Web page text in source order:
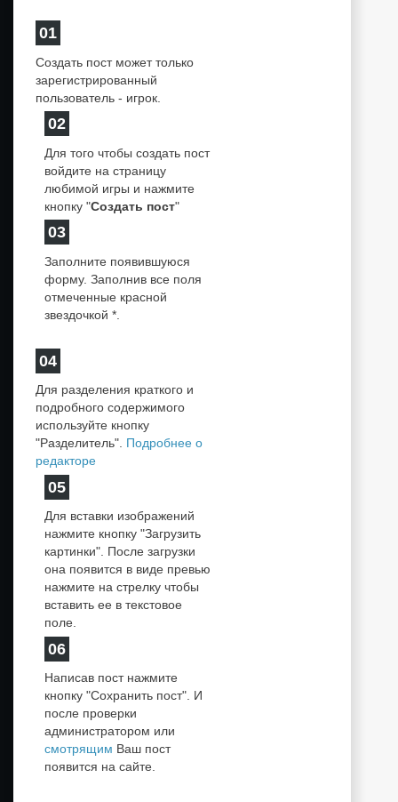
01
Создать пост может только
зарегистрированный
пользователь - игрок.
02
Для того чтобы создать пост
войдите на страницу
любимой игры и нажмите
кнопку "Создать пост"
03
Заполните появившуюся
форму. Заполнив все поля
отмеченные красной
звездочкой *.
04
Для разделения краткого и
подробного содержимого
используйте кнопку
"Разделитель". Подробнее о
редакторе
05
Для вставки изображений
нажмите кнопку "Загрузить
картинки". После загрузки
она появится в виде превью
нажмите на стрелку чтобы
вставить ее в текстовое
поле.
06
Написав пост нажмите
кнопку "Сохранить пост". И
после проверки
администратором или
смотрящим Ваш пост
появится на сайте.